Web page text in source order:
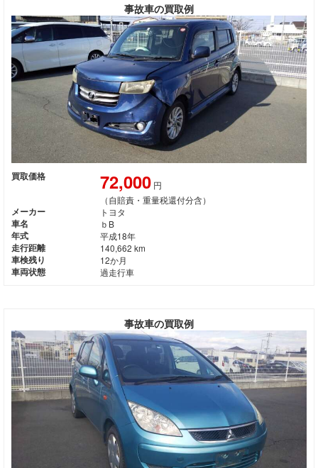
事故車の買取例
買取価格 72,000円
（自賠責・重量税還付分含）
メーカー
トヨタ
車名
ｂB
年式
平成18年
走行距離
140,662 km
車検残り
12か月
車両状態
過走行車
事故車の買取例